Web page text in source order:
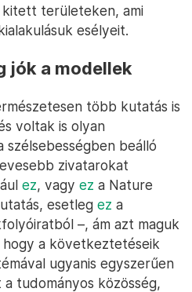
területeken, ami
esélyeit.
jók a modellek
több kutatás is
voltak is olyan
beálló
zivatarokat
ez, vagy ez a Nature
esetleg ez a
–, ám azt maguk
a következtetéseik
ugyanis egyszerűen
tudományos közösség,